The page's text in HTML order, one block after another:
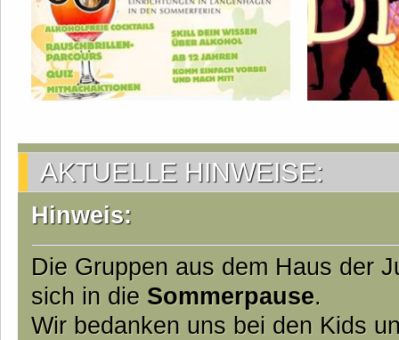
AKTUELLE HINWEISE:
Hinweis:
Die Gruppen aus dem Haus der
sich in die Sommerpause.
Wir bedanken uns bei den Kids